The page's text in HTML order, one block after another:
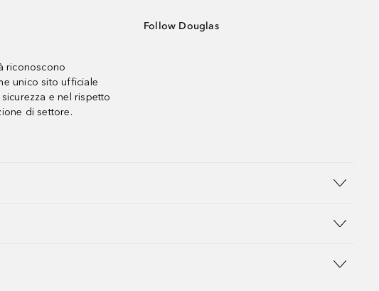
riconoscono
unico sito ufficiale
e nel rispetto
di settore.
Follow Douglas